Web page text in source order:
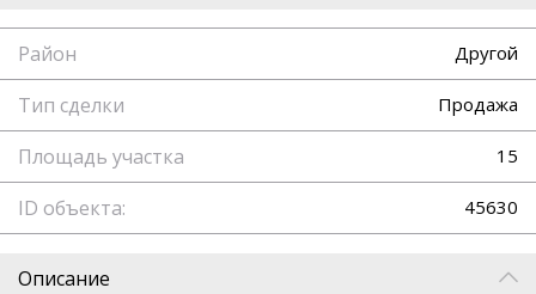
Район Другой
Тип сделки Продажа
Площадь участка 15
ID объекта: 45630
Описание